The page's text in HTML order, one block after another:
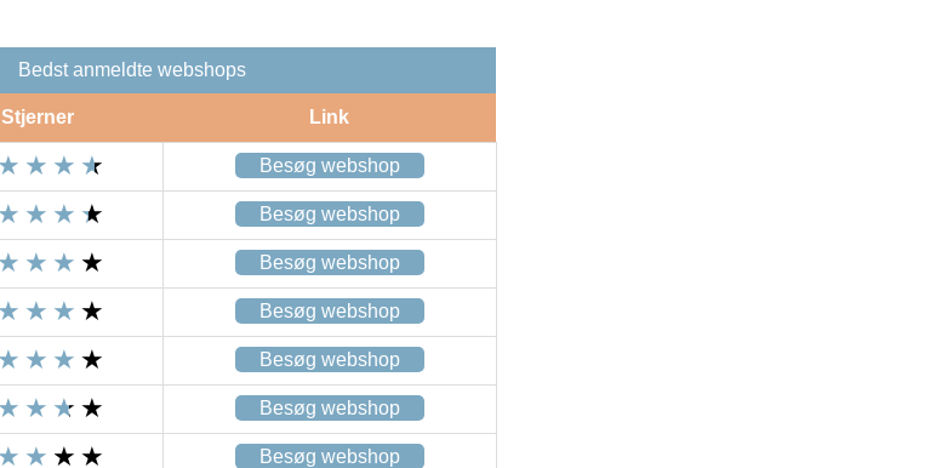
Bedst anmeldte webshops
Stjerner Link
Besøg webshop
Besøg webshop
Besøg webshop
Besøg webshop
Besøg webshop
Besøg webshop
Besøg webshop